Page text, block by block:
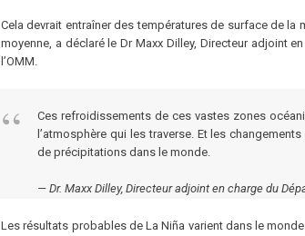
Cela devrait entraîner des températures de surface de
moyenne, a déclaré le Dr Maxx Dilley, Directeur adjoint
l’OMM.
Ces refroidissements de ces vastes zones
l’atmosphère qui les traverse. Et les
de précipitations dans le monde.
Dr. Maxx Dilley, Directeur adjoint en charge du
Les résultats probables de La Niña varient dans le